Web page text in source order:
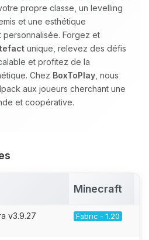
propre classe, un levelling
et une esthétique
Forgez et
unique, relevez des défis
et profitez de la
Chez BoxToPlay , nous
aux joueurs cherchant une
et coopérative.
Minecraft
v3.9.27 Fabric - 1.20